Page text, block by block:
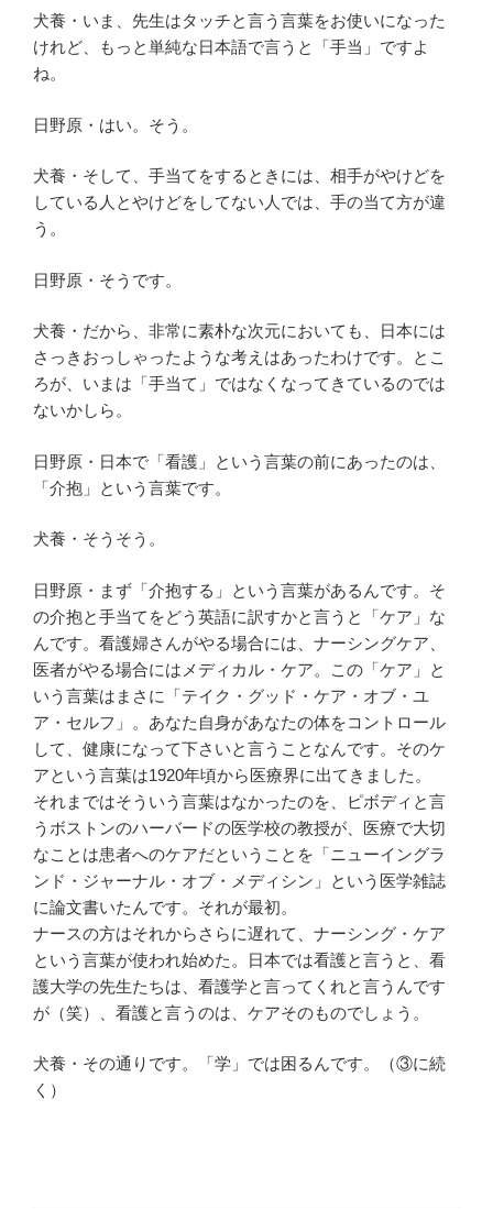
犬養・いま、先生はタッチと言う言葉をお使いになった
けれど、もっと単純な日本語で言うと「手当」ですよ
ね。
日野原・はい。そう。
犬養・そして、手当てをするときには、相手がやけどを
している人とやけどをしてない人では、手の当て方が違
う。
日野原・そうです。
犬養・だから、非常に素朴な次元においても、日本には
さっきおっしゃったような考えはあったわけです。とこ
ろが、いまは「手当て」ではなくなってきているのでは
ないかしら。
日野原・日本で「看護」という言葉の前にあったのは、
「介抱」という言葉です。
犬養・そうそう。
日野原・まず「介抱する」という言葉があるんです。そ
の介抱と手当てをどう英語に訳すかと言うと「ケア」な
んです。看護婦さんがやる場合には、ナーシングケア、
医者がやる場合にはメディカル・ケア。この「ケア」と
いう言葉はまさに「テイク・グッド・ケア・オブ・ユ
ア・セルフ」。あなた自身があなたの体をコントロール
して、健康になって下さいと言うことなんです。そのケ
アという言葉は1920年頃から医療界に出てきました。
それまではそういう言葉はなかったのを、ピボディと言
うボストンのハーバードの医学校の教授が、医療で大切
なことは患者へのケアだということを「ニューイングラ
ンド・ジャーナル・オブ・メディシン」という医学雑誌
に論文書いたんです。それが最初。
ナースの方はそれからさらに遅れて、ナーシング・ケア
という言葉が使われ始めた。日本では看護と言うと、看
護大学の先生たちは、看護学と言ってくれと言うんです
が（笑）、看護と言うのは、ケアそのものでしょう。
犬養・その通りです。「学」では困るんです。（③に続
く）